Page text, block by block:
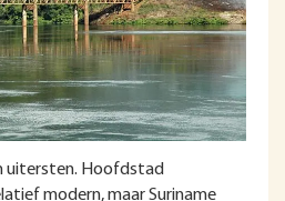
uitersten. Hoofdstad
modern, maar Suriname